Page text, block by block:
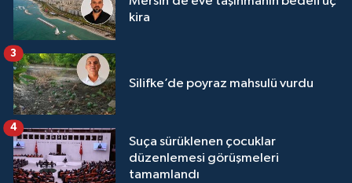
kira
Silifke’de poyraz mahsulü vurdu
3
Suça sürüklenen çocuklar
düzenlemesi görüşmeleri
tamamlandı
4